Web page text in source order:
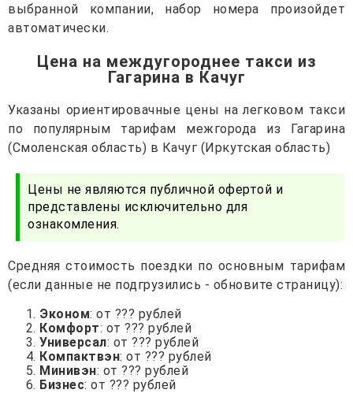
выбранной компании, набор номера произойдет
автоматически.
Цена на междугороднее такси из
Гагарина в Качуг
Указаны ориентировачные цены на легковом такси
по популярным тарифам межгорода из Гагарина
(Смоленская область) в Качуг (Иркутская область)
Цены не являются публичной офертой и
представлены исключительно для
ознакомления.
Средняя стоимость поездки по основным тарифам
(если данные не подгрузились - обновите страницу):
Эконом: от ??? рублей
Комфорт: от ??? рублей
Универсал: от ??? рублей
Компактвэн: от ??? рублей
Минивэн: от ??? рублей
Бизнес: от ??? рублей